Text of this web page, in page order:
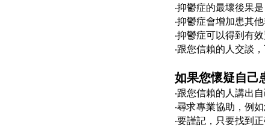
‧抑鬱症的最壞後果
‧抑鬱症會增加患其
‧抑鬱症可以得到有
‧跟您信賴的人交談
如果您懷疑自
‧跟您信賴的人講出
‧尋求專業協助，例
‧要謹記，只要找到